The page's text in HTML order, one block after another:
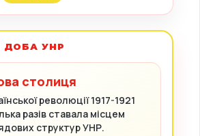
ДОБА УНР
столиця
революції 1917-1921
разів ставала місцем
структур УНР.